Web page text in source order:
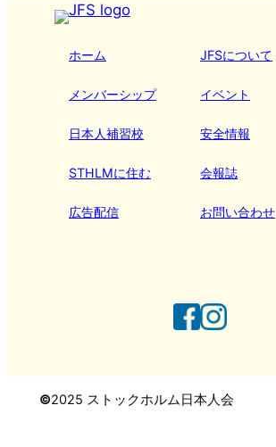
ホーム
メンバーシップ
日本人補習校
STHLMに住む
広告配信
JFSについて
イベント
安全情報
会報誌
お問い合わせ
©2025 ストックホルム日本人会